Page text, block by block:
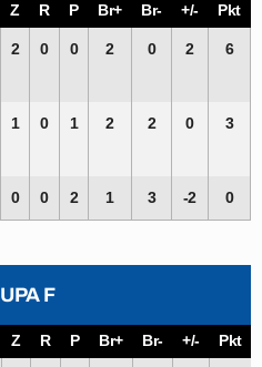
Z R P Br+ Br- +/- Pkt
2 0 0 2 0 2 6
1 0 1 2 2 0 3
0 0 2 1 3 -2 0
F
Z R P Br+ Br- +/- Pkt